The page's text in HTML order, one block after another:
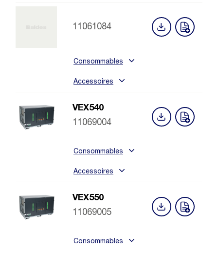
11061084
Consommables
Accessoires
VEX540
11069004
Consommables
Accessoires
VEX550
11069005
Consommables